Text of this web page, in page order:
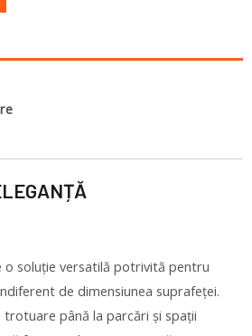
o soluție versatilă potrivită pentru
de dimensiunea suprafeței.
trotuare până la parcări și spații